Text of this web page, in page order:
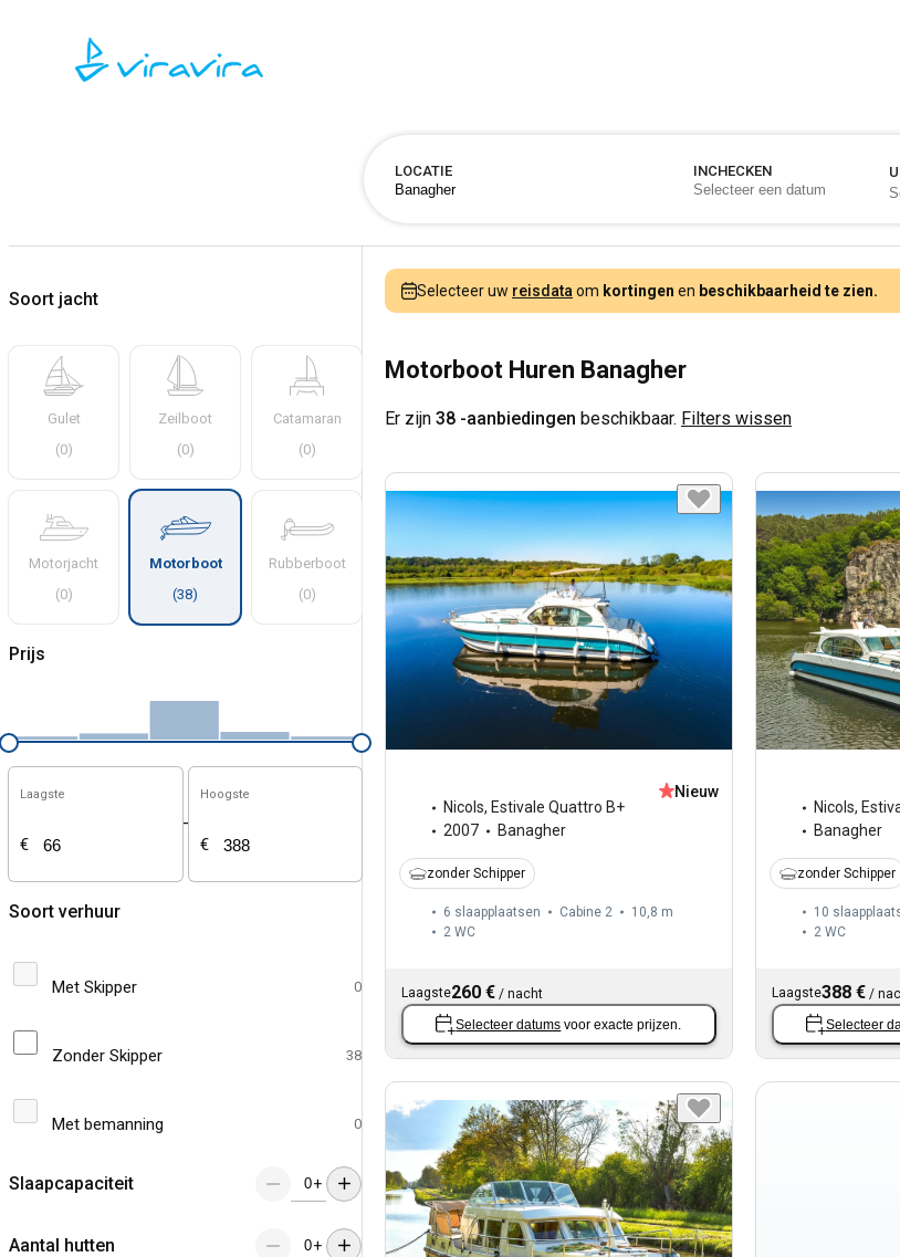
LOCATIE INCHECKEN
Soort jacht
Gulet
(0)
Zeilboot
(0)
Catamaran
(0)
Motorjacht
(0)
Motorboot
(38)
Rubberboot
(0)
Prijs
Laagste
€
-
Hoogste
€
Soort verhuur
Met Skipper 0
Zonder Skipper 38
Met bemanning 0
Slaapcapaciteit +
Aantal hutten +
Selecteer uw reisdata om kortingen en beschikbaarheid te zien.
Motorboot Huren Banagher
Er zijn 38 -aanbiedingen beschikbaar. Filters wissen
Nicols, Estivale Quattro B+
2007
Banagher
Nieuw
zonder Schipper
6 slaapplaatsen Cabine 2
10,8 m
2 WC
Laagste260 € / nacht
Selecteer datums voor exacte prijzen.
Nicols,
Banagher
zonder Schipper
10
2 WC
Laagste388 €/
Selecteer